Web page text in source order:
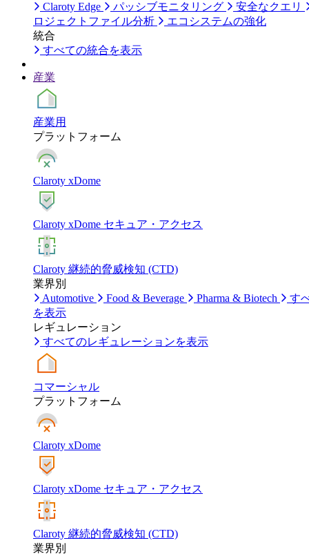
Claroty Edge
パッシブモニタリング
安全なクエリ
ロジェクトファイル分析
エコシステムの強化
統合
すべての統合を表示
産業
産業用
プラットフォーム
Claroty xDome
Claroty xDome セキュア・アクセス
Claroty 継続的脅威検知 (CTD)
業界別
Automotive
Food & Beverage Pharma & Biotech
す
を表示
レギュレーション
すべてのレギュレーションを表示
コマーシャル
プラットフォーム
Claroty xDome
Claroty xDome セキュア・アクセス
Claroty 継続的脅威検知 (CTD)
業界別